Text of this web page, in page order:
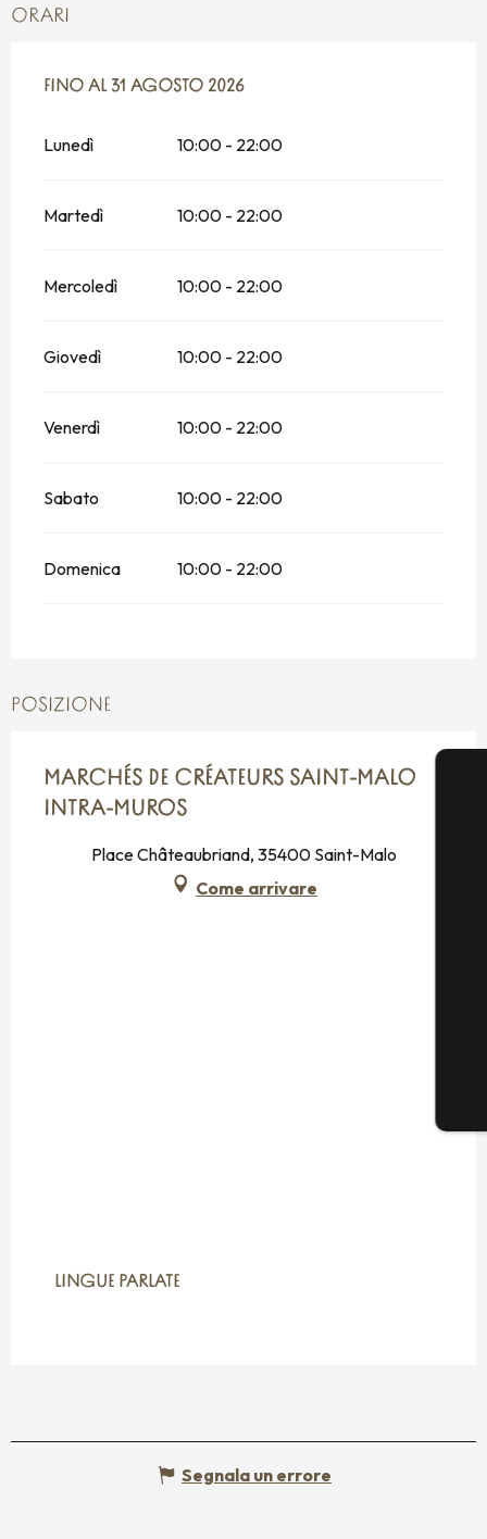
ORARI
DAL28 GIUGNO 2026AL31 AGOSTO 2026
FINO AL31 AGOSTO 2026
Lunedì 10:00 - 22:00
Martedì 10:00 - 22:00
Mercoledì 10:00 - 22:00
Giovedì 10:00 - 22:00
Venerdì 10:00 - 22:00
Sabato 10:00 - 22:00
Domenica 10:00 - 22:00
POSIZIONE
MARCHÉS DE CRÉATEURS SAINT-MALO
INTRA-MUROS
Place Châteaubriand, 35400 Saint-Malo
Come arrivare
LINGUE PARLATE
LINGUE PARLATE
Segnala un errore